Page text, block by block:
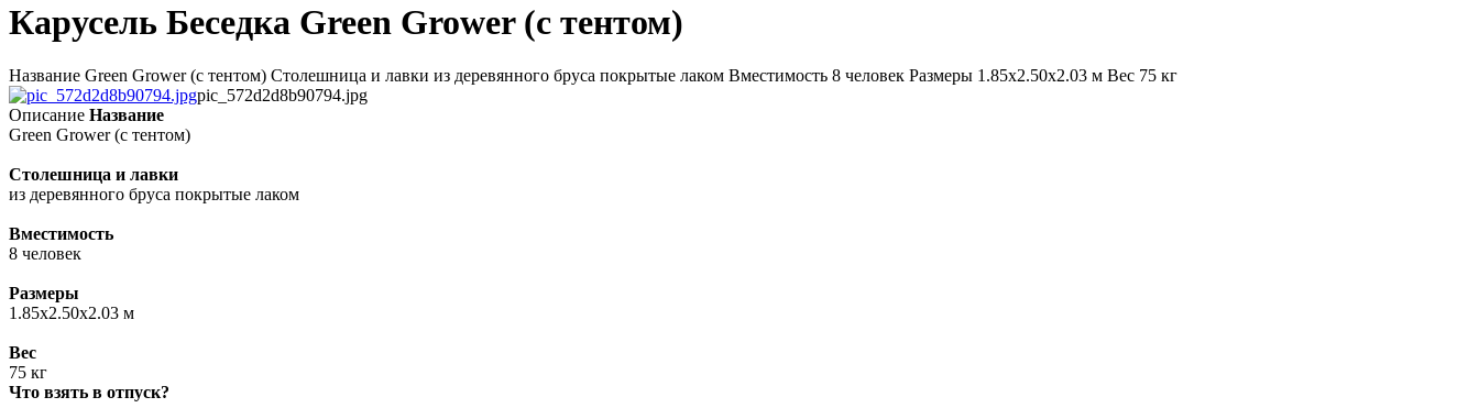
Карусель Беседка Green Grower (с тентом)
Название Green Grower (с тентом) Столешница и лавки из деревянного бруса покрытые лаком Вместимость 8 человек Размеры 1.85х2.50х2.03 м Вес 75 кг
pic_572d2d8b90794.jpg
Описание Название
Green Grower (с тентом)
Столешница и лавки
из деревянного бруса покрытые лаком
Вместимость
8 человек
Размеры
1.85х2.50х2.03 м
Вес
75 кг
Что взять в отпуск?